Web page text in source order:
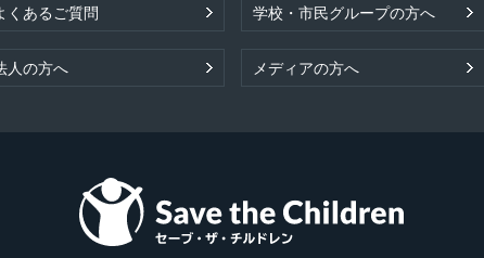
くあるご質問 学校・市民グループの方へ
人の方へ メディアの方へ